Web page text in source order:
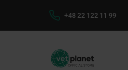
+48 22 122 11 99